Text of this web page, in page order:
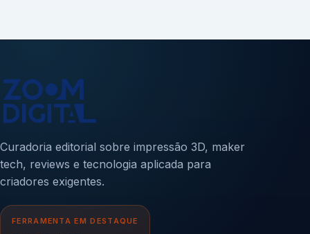
Curadoria editorial sobre impressão 3D, maker
tech, reviews e tecnologia aplicada para
criadores exigentes.
FERRAMENTA EM DESTAQUE